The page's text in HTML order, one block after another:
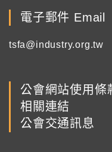
電子郵件 Email
tsfa@industry.org.tw
公會網站使用條
相關連結
公會交通訊息